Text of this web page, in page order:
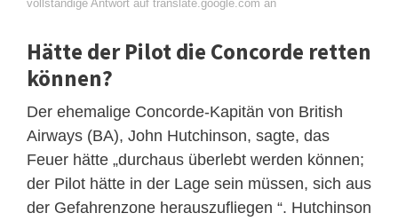
vollständige Antwort auf translate.google.com an
Hätte der Pilot die Concorde retten
können?
Der ehemalige Concorde-Kapitän von British
Airways (BA), John Hutchinson, sagte, das
Feuer hätte „durchaus überlebt werden können;
der Pilot hätte in der Lage sein müssen, sich aus
der Gefahrenzone herauszufliegen “. Hutchinson